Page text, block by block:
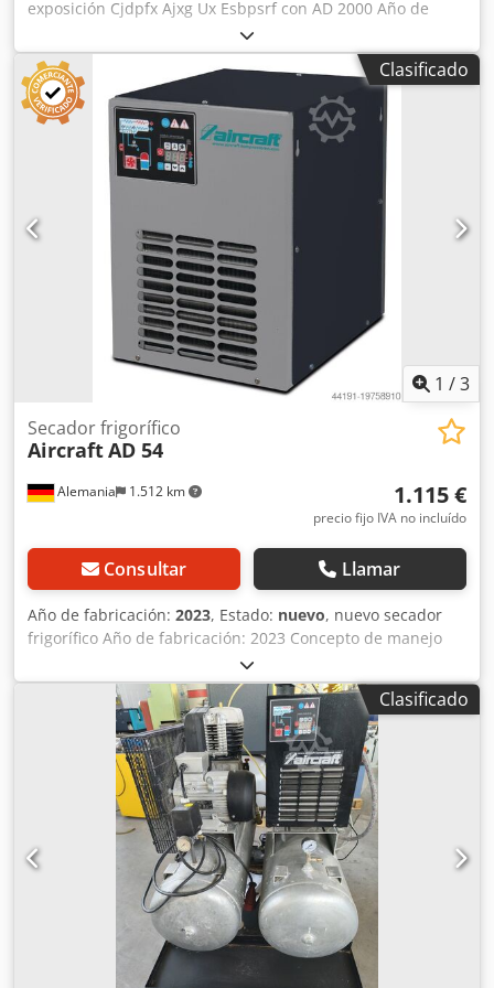
exposición Cjdpfx Ajxg Ux Esbpsrf con AD 2000 Año de
construcción 2020 Sistema compresor HOS Capacidad de
aspiración aprox. 650 l/min Capacidad de llenado aprox.
520 l/min Explicación Capacidad de llenado a 6 bar de
presión de trabajo Presión máxima 10 bar Capacidad del
depósito 270 litros Número de cilindros 2 Número de
etapas de compresión 2 PU 1 Dimensiones y pesos
Longitud aprox. 720 mm Anchura/profundidad aprox. 720
mm Altura aprox. 1770 mm Peso aprox. 160 kg Datos
eléctricos Potencia de salida 4 kW Tensión de alimentación
400 V Frecuencia de red 50 Hz Emisión de ruido Nivel de
presión acústica Lp 80 dB(A) Explicación Nivel de presión
sonora Nivel de presión sonora a 1 m de distancia según
DIN 45635 T 13 Disponibilidad: a corto plazo Lugar de
almacenamiento: Flörsheim
Clasificado
1 /3
Alemania 1.512 km
Secador frigorífico
AircraftAD 54
1.115 €
precio fijo IVA no incluído
Consultar Llamar
Año de fabricación: 2023, Estado: nuevo, nuevo secador
frigorífico Año de fabricación: 2023 Concepto de manejo
fácil de usar Diseño eficiente para un funcionamiento
seguro y rentable Ventilador de refrigeración con control
de velocidad de 0 - 100%, lo que elimina el habitual
presostato y el termostato para el control del ventilador
Menos piezas de desgaste con un punto de rocío de
presión constante El sistema de control indica cinco
estados diferentes de alarma y los guarda en memoria
Codew I U H Topfx Abpsrf El compresor de refrigeración se
apaga por debajo de 15°C de temperatura ambiente si no
circula aire comprimido Visibilidad clara y buen acceso a
todos los componentes que requieren mantenimiento Con
purgador automático de condensados integrado Ventajas
de un vistazo Alta rentabilidad Excelente relación calidad-
precio Sin pérdidas innecesarias de aire comprimido
Clasificado